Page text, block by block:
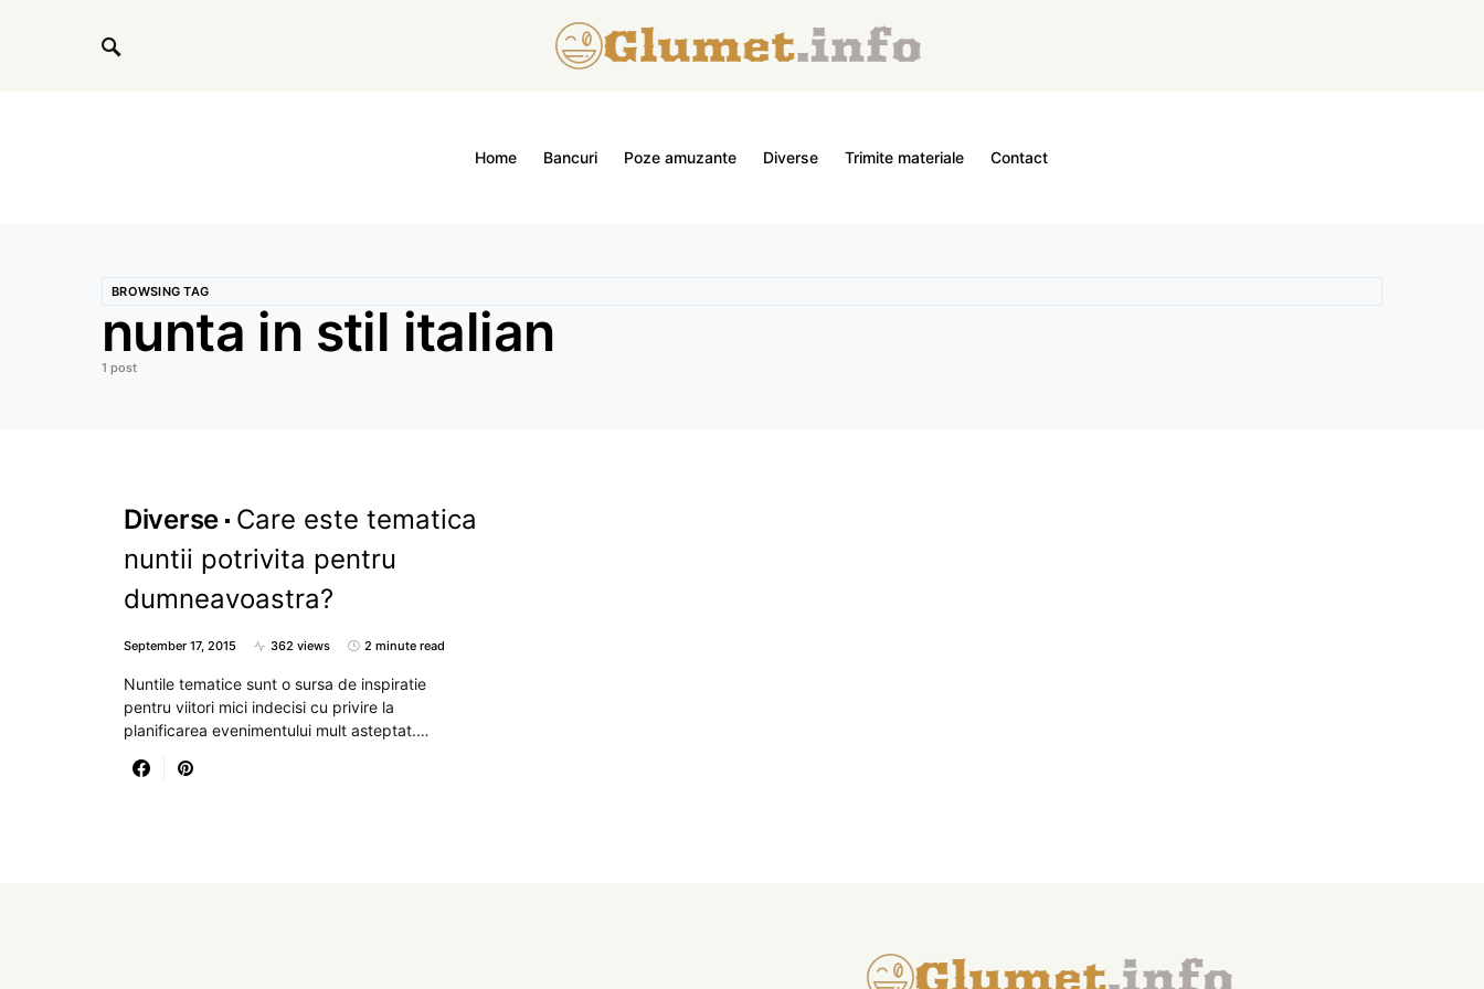
Home Bancuri Poze amuzante Diverse Trimite materiale Contact
BROWSING TAG
nunta in stil italian
1 post
Diverse Care este tematica
nuntii potrivita pentru
dumneavoastra?
September 17, 2015 362 views 2 minute read
Nuntile tematice sunt o sursa de inspiratie
pentru viitori mici indecisi cu privire la
planificarea evenimentului mult asteptat.…